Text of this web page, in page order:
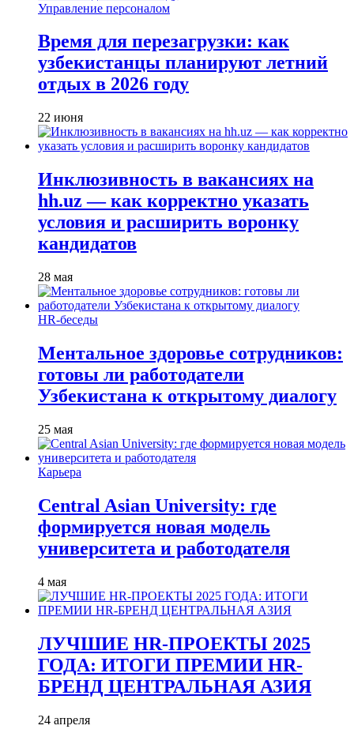
Управление персоналом
Время для перезагрузки: как
узбекистанцы планируют летний
отдых в 2026 году
22 июня
Инклюзивность в вакансиях на
hh.uz — как корректно указать
условия и расширить воронку
кандидатов
28 мая
HR-беседы
Ментальное здоровье сотрудников:
готовы ли работодатели
Узбекистана к открытому диалогу
25 мая
Карьера
Central Asian University: где
формируется новая модель
университета и работодателя
4 мая
ЛУЧШИЕ HR-ПРОЕКТЫ 2025
ГОДА: ИТОГИ ПРЕМИИ HR-
БРЕНД ЦЕНТРАЛЬНАЯ АЗИЯ
24 апреля